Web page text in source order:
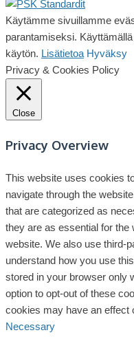
Käytämme sivuillamme
parantamiseksi.
käytön. Lisätietoa Hyväksy
Privacy & Cookies Policy
Close
Privacy Overview
This website uses cookies
navigate through the
that are categorized as
they are as essential for the
website. We also use third-
understand how you use
stored in your browser only
option to opt-out of these
cookies may have an effect
Necessary